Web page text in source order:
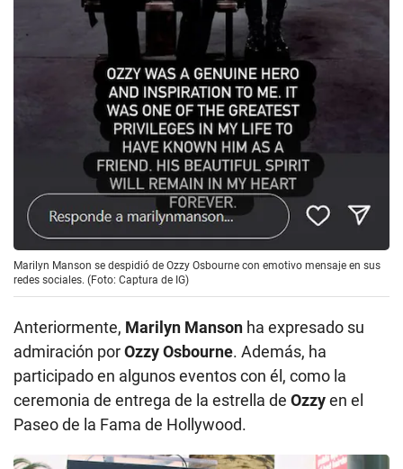
Marilyn Manson se despidió de Ozzy Osbourne con emotivo mensaje en sus
redes sociales. (Foto: Captura de IG)
Anteriormente, Marilyn Manson ha expresado su
admiración porOzzy Osbourne. Además, ha
participado en algunos eventos con él, como la
ceremonia de entrega de la estrella de Ozzyen el
Paseo de la Fama de Hollywood.